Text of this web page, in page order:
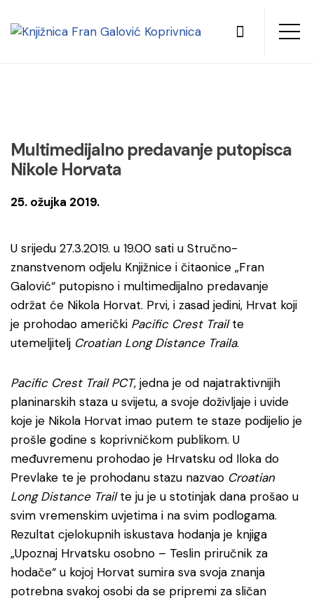
Multimedijalno predavanje putopisca
Nikole Horvata
25. ožujka 2019.
U srijedu 27.3.2019. u 19.00 sati u Stručno-
znanstvenom odjelu Knjižnice i čitaonice „Fran
Galović“ putopisno i multimedijalno predavanje
održat će Nikola Horvat. Prvi, i zasad jedini, Hrvat koji
je prohodao američki Pacific Crest Trailte
utemeljitelj Croatian Long Distance Traila.
Pacific Crest Trail PCT, jedna je od najatraktivnijih
planinarskih staza u svijetu, a svoje doživljaje i uvide
koje je Nikola Horvat imao putem te staze podijelio je
prošle godine s koprivničkom publikom. U
međuvremenu prohodao je Hrvatsku od Iloka do
Prevlake te je prohodanu stazu nazvao Croatian
Long Distance Trailte ju je u stotinjak dana prošao u
svim vremenskim uvjetima i na svim podlogama.
Rezultat cjelokupnih iskustava hodanja je knjiga
„Upoznaj Hrvatsku osobno – Teslin priručnik za
hodače“ u kojoj Horvat sumira sva svoja znanja
potrebna svakoj osobi da se pripremi za sličan